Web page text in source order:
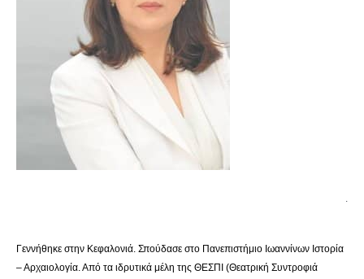
.
Γεννήθηκε στην Κεφαλονιά. Σπούδασε στο Πανεπιστήμιο Ιωαννίνων Ιστορία
– Αρχαιολογία. Από τα ιδρυτικά μέλη της ΘΕΣΠΙ (Θεατρική Συντροφιά